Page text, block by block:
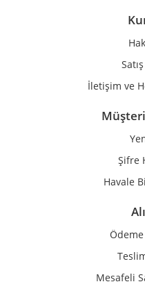
Ürün bilgilerinde hatalar
İletişim ve
Şifre
Havale
Mesafeli